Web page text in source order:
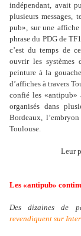
indépendant, avait
plusieurs messages,
pub», sur une
phrase du PDG de
c’est du temps de
ouvrir les systèmes
peinture à la
d’affiches à travers
confié les
organisés dans
Bordeaux, l’
Toulouse.
Leur
Les «antipub»
Des dizaines de
revendiquent sur